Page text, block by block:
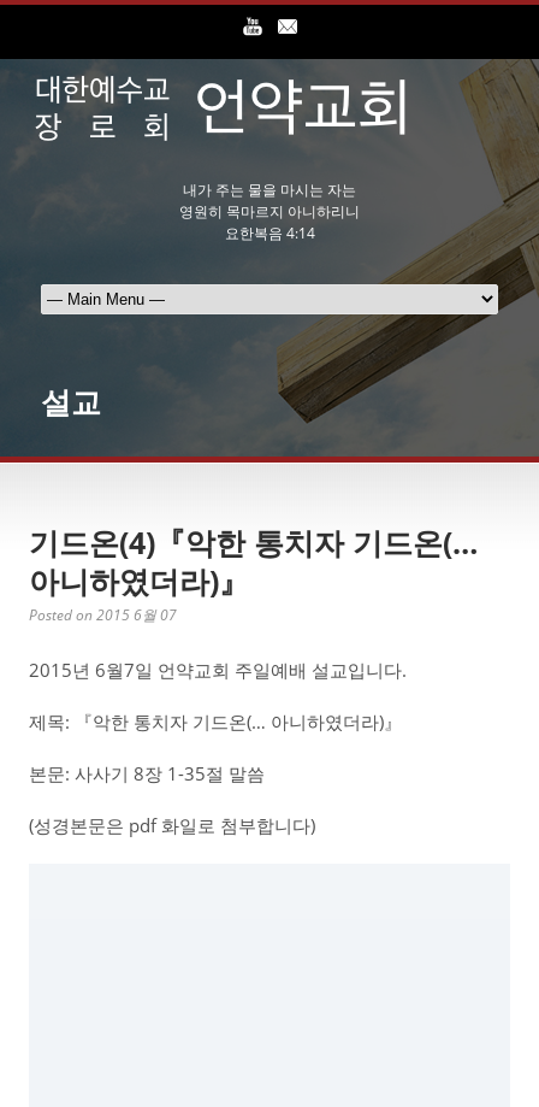
내가 주는 물을 마시는 자는
영원히 목마르지 아니하리니
요한복음 4:14
설교
기드온(4)『악한 통치자 기드온(…
아니하였더라)』
Posted on 2015 6월 07
2015년 6월7일 언약교회 주일예배 설교입니다.
제목: 『악한 통치자 기드온(… 아니하였더라)』
본문: 사사기 8장 1-35절 말씀
(성경본문은 pdf 화일로 첨부합니다)